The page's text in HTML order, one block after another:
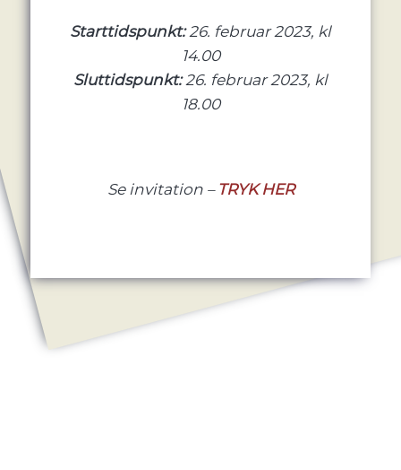
Starttidspunkt:26. februar 2023, kl
14.00
Sluttidspunkt:26. februar 2023, kl
18.00
Se invitation – TRYK HER